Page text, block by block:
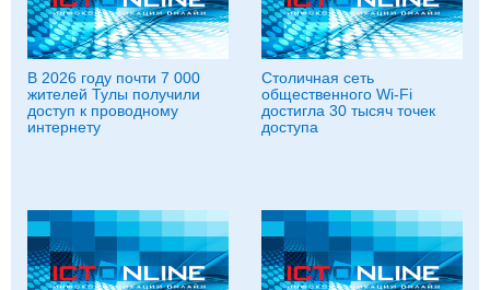
В 2026 году почти 7 000
жителей Тулы получили
доступ к проводному
интернету
Столичная сеть
общественного Wi-Fi
достигла 30 тысяч точек
доступа